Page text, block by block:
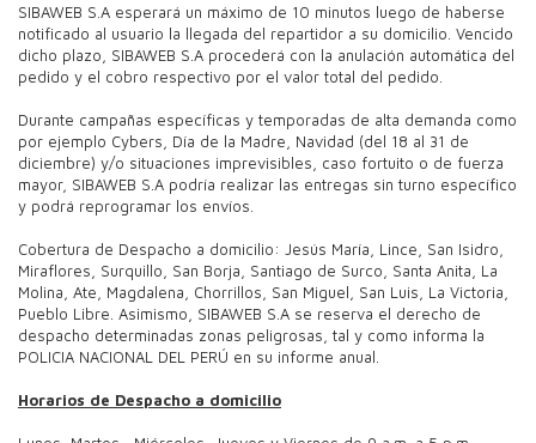
SIBAWEB S.A esperará un máximo de 10 minutos luego de haberse
notificado al usuario la llegada del repartidor a su domicilio. Vencido
dicho plazo, SIBAWEB S.A procederá con la anulación automática del
pedido y el cobro respectivo por el valor total del pedido.
Durante campañas específicas y temporadas de alta demanda como
por ejemplo Cybers, Día de la Madre, Navidad (del 18 al 31 de
diciembre) y/o situaciones imprevisibles, caso fortuito o de fuerza
mayor, SIBAWEB S.A podría realizar las entregas sin turno específico
y podrá reprogramar los envíos.
Cobertura de Despacho a domicilio: Jesús María, Lince, San Isidro,
Miraflores, Surquillo, San Borja, Santiago de Surco, Santa Anita, La
Molina, Ate, Magdalena, Chorrillos, San Miguel, San Luis, La Victoria,
Pueblo Libre. Asimismo, SIBAWEB S.A se reserva el derecho de
despacho determinadas zonas peligrosas, tal y como informa la
POLICIA NACIONAL DEL PERÚ en su informe anual.
Horarios de Despacho a domicilio